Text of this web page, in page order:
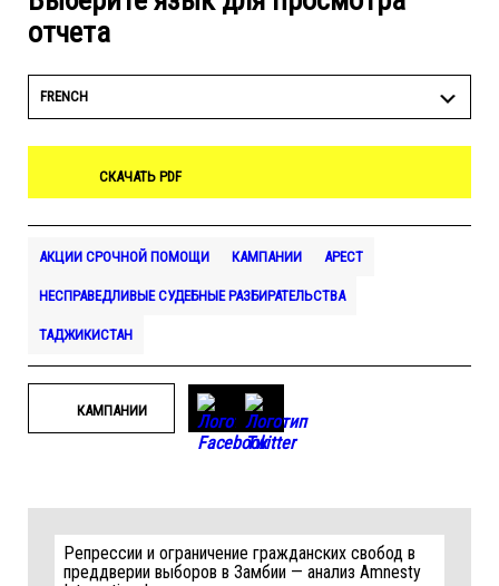
отчета
FRENCH
СКАЧАТЬ PDF
АКЦИИ СРОЧНОЙ ПОМОЩИ КАМПАНИИ АРЕСТ
НЕСПРАВЕДЛИВЫЕ СУДЕБНЫЕ РАЗБИРАТЕЛЬСТВА
ТАДЖИКИСТАН
КАМПАНИИ
Репрессии и ограничение гражданских свобод в
преддверии выборов в Замбии — анализ Amnesty